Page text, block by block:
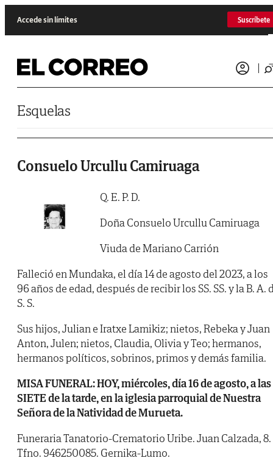
Accede sin límites Suscríbete
Esquelas
Consuelo Urcullu Camiruaga
Q. E. P. D.
Doña Consuelo Urcullu Camiruaga
Viuda de Mariano Carrión
Falleció en Mundaka, el día 14 de agosto del 2023, a los
96 años de edad, después de recibir los SS. SS. y la B. A.
S. S.
Sus hijos, Julian e Iratxe Lamikiz; nietos, Rebeka y Juan
Anton, Julen; nietos, Claudia, Olivia y Teo; hermanos,
hermanos políticos, sobrinos, primos y demás familia.
MISA FUNERAL: HOY, miércoles, día 16 de agosto, a las
SIETE de la tarde, en la iglesia parroquial de Nuestra
Señora de la Natividad de Murueta.
Funeraria Tanatorio-Crematorio Uribe. Juan Calzada, 8.
Tfno. 946250085. Gernika-Lumo.